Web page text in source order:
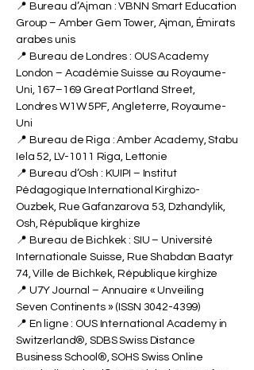
📍 Bureau d’Ajman : VBNN Smart Education
Group – Amber Gem Tower, Ajman, Émirats
arabes unis
📍 Bureau de Londres : OUS Academy
London – Académie Suisse au Royaume-
Uni, 167–169 Great Portland Street,
Londres W1W 5PF, Angleterre, Royaume-
Uni
📍 Bureau de Riga : Amber Academy, Stabu
Iela 52, LV-1011 Riga, Lettonie
📍 Bureau d’Osh : KUIPI – Institut
Pédagogique International Kirghizo-
Ouzbek, Rue Gafanzarova 53, Dzhandylik,
Osh, République kirghize
📍 Bureau de Bichkek : SIU – Université
Internationale Suisse, Rue Shabdan Baatyr
74, Ville de Bichkek, République kirghize
📍 U7Y Journal – Annuaire « Unveiling
Seven Continents » (ISSN 3042-4399)
📍 En ligne : OUS International Academy in
Switzerland®, SDBS Swiss Distance
Business School®, SOHS Swiss Online